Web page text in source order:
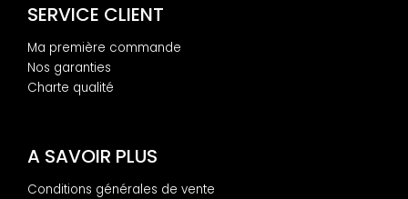
SERVICE CLIENT
Ma première commande
Nos garanties
Charte qualité
A SAVOIR PLUS
Conditions générales de vente